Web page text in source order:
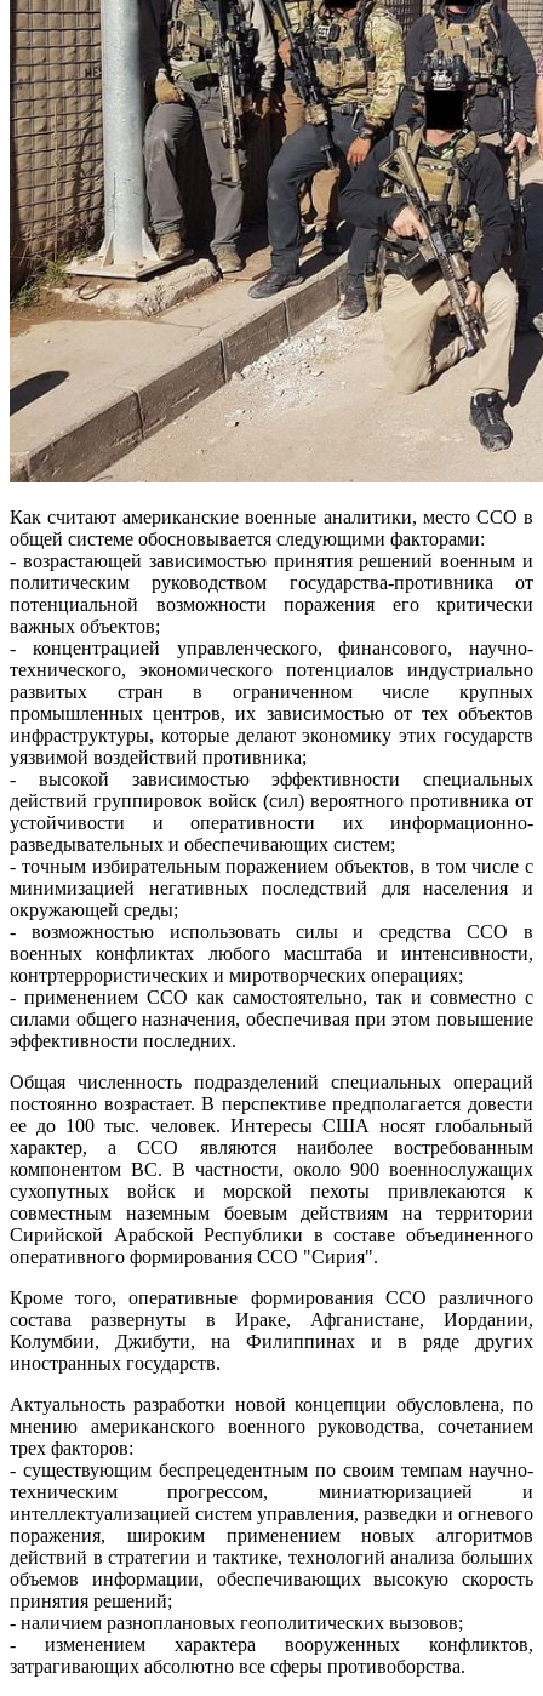
Как считают американские военные аналитики, место ССО в
общей системе обосновывается следующими факторами:
- возрастающей зависимостью принятия решений военным и
политическим руководством государства-противника от
потенциальной возможности поражения его критически
важных объектов;
- концентрацией управленческого, финансового, научно-
технического, экономического потенциалов индустриально
развитых стран в ограниченном числе крупных
промышленных центров, их зависимостью от тех объектов
инфраструктуры, которые делают экономику этих государств
уязвимой воздействий противника;
- высокой зависимостью эффективности специальных
действий группировок войск (сил) вероятного противника от
устойчивости и оперативности их информационно-
разведывательных и обеспечивающих систем;
- точным избирательным поражением объектов, в том числе с
минимизацией негативных последствий для населения и
окружающей среды;
- возможностью использовать силы и средства ССО в
военных конфликтах любого масштаба и интенсивности,
контртеррористических и миротворческих операциях;
- применением ССО как самостоятельно, так и совместно с
силами общего назначения, обеспечивая при этом повышение
эффективности последних.
Общая численность подразделений специальных операций
постоянно возрастает. В перспективе предполагается довести
ее до 100 тыс. человек. Интересы США носят глобальный
характер, а ССО являются наиболее востребованным
компонентом ВС. В частности, около 900 военнослужащих
сухопутных войск и морской пехоты привлекаются к
совместным наземным боевым действиям на территории
Сирийской Арабской Республики в составе объединенного
оперативного формирования ССО "Сирия".
Кроме того, оперативные формирования ССО различного
состава развернуты в Ираке, Афганистане, Иордании,
Колумбии, Джибути, на Филиппинах и в ряде других
иностранных государств.
Актуальность разработки новой концепции обусловлена, по
мнению американского военного руководства, сочетанием
трех факторов:
- существующим беспрецедентным по своим темпам научно-
техническим прогрессом, миниатюризацией и
интеллектуализацией систем управления, разведки и огневого
поражения, широким применением новых алгоритмов
действий в стратегии и тактике, технологий анализа больших
объемов информации, обеспечивающих высокую скорость
принятия решений;
- наличием разноплановых геополитических вызовов;
- изменением характера вооруженных конфликтов,
затрагивающих абсолютно все сферы противоборства.